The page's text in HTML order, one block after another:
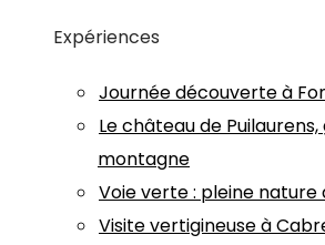
Expériences
Journée découverte à
Le château de
montagne
Voie verte : pleine nature
Visite vertigineuse à